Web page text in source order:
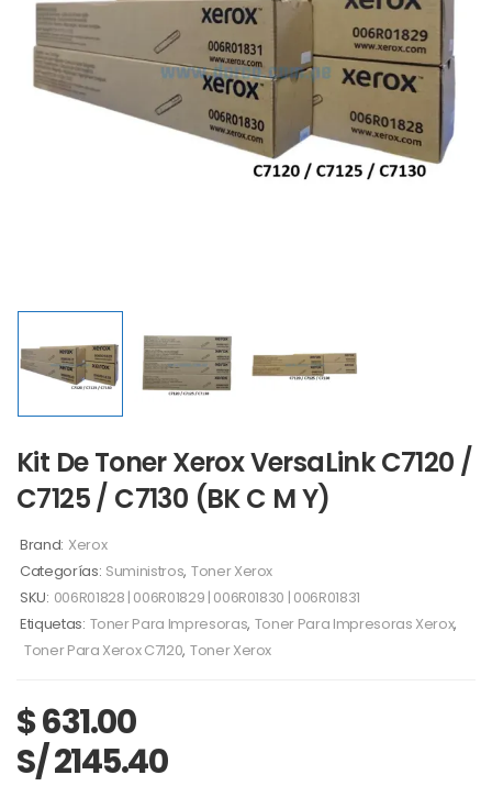
Kit De Toner Xerox VersaLink C7120 /
C7125 / C7130 (BK C M Y)
Brand: Xerox
Categorías: Suministros, Toner Xerox
SKU: 006R01828 | 006R01829 | 006R01830 | 006R01831
Etiquetas: Toner Para Impresoras, Toner Para Impresoras Xerox,
Toner Para Xerox C7120, Toner Xerox
$631.00
S/ 2145.40